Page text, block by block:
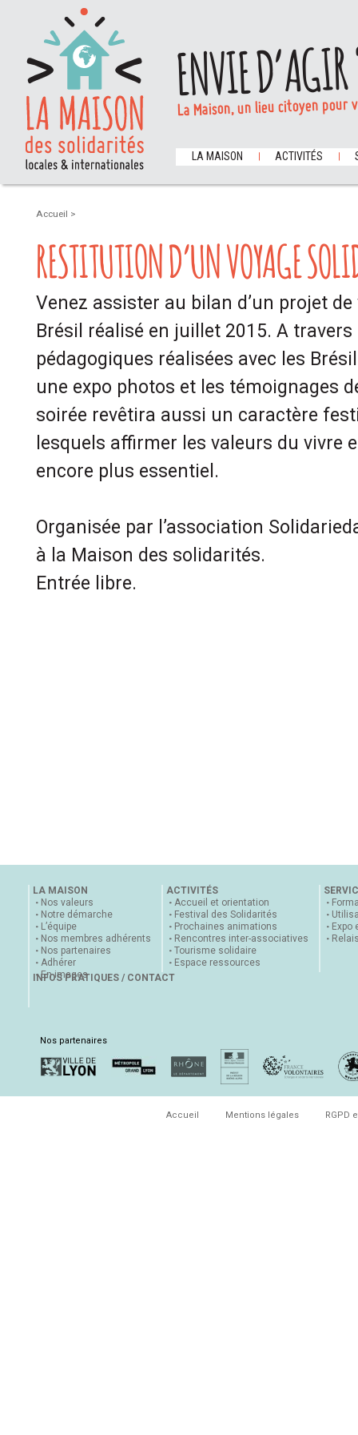
ENVIE
La Maison, un lieu citoyen
LA MAISON ACTIVITÉS
Accueil >
RESTITUTION D’UN VOYAGE
Venez assister au bilan d’un projet
Brésil réalisé en juillet 2015. A travers
pédagogiques réalisées avec les
une expo photos et les témoignages
soirée revêtira aussi un caractère
lesquels affirmer les valeurs du vivre
encore plus essentiel.
Organisée par l’association
à la Maison des solidarités.
Entrée libre.
LA MAISON
Nos valeurs
Notre démarche
L’équipe
Nos membres adhérents
Nos partenaires
Adhérer
En images
ACTIVITÉS
Accueil et orientation
Festival des Solidarités
Prochaines animations
Rencontres inter-associatives
Tourisme solidaire
Espace ressources
Expo
INFOS PRATIQUES / CONTACT
Nos partenaires
Accueil Mentions légales RGPD